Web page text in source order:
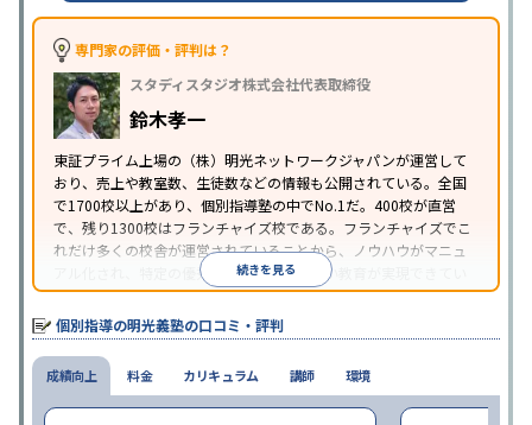
特徴
中高一貫校生に対応
の振替可能 不登校生に対応
を利用オンライン対応1科目から受講可能
習のみの受講可
り
※2023年3月調査。小学校高学年の個別指導塾アンケート調査方法を参
専門家の評価・評判は？
スタディスタジオ株式会社代表取締役
鈴木孝一
東証プライム上場の（株）明光ネットワークジャパンが運営して
おり、売上や教室数、生徒数などの情報も公開されている。全国
で1700校以上があり、個別指導塾の中でNo.1だ。400校が直営
で、残り1300校はフランチャイズ校である。フランチャイズでこ
れだけ多くの校舎が運営されていることから、ノウハウがマニュ
アル化され、特定の優秀な人材に依存しない教育が実現できてい
ることが推測される。
続きを見る
個別指導の明光義塾の口コミ・評判
成績向上 料金 カリキュラム 講師 環境